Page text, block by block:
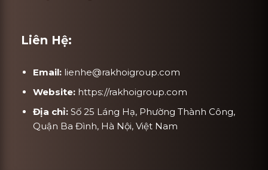
Liên Hệ:
Email: lienhe@rakhoigroup.com
Website: https://rakhoigroup.com
Địa chỉ: Số 25 Láng Hạ, Phường Thành Công,
Quận Ba Đình, Hà Nội, Việt Nam